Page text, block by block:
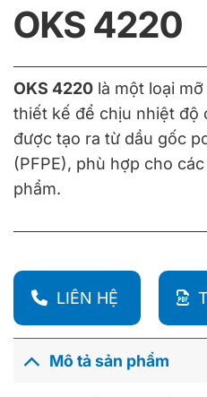
OKS 4220
OKS 4220 là một loại
thiết kế để chịu nhiệt độ
được tạo ra từ dầu gốc
(PFPE), phù hợp cho
phẩm.
LIÊN HỆ
Mô tả sản phẩm